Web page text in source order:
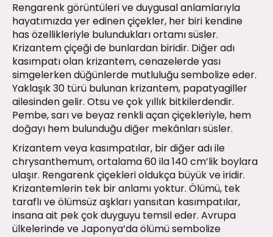
Rengarenk görüntüleri ve duygusal anlamlarıyla
hayatımızda yer edinen çiçekler, her biri kendine
has özellikleriyle bulundukları ortamı süsler.
Krizantem çiçeği de bunlardan biridir. Diğer adı
kasımpatı olan krizantem, cenazelerde yası
simgelerken düğünlerde mutluluğu sembolize eder.
Yaklaşık 30 türü bulunan krizantem, papatyagiller
ailesinden gelir. Otsu ve çok yıllık bitkilerdendir.
Pembe, sarı ve beyaz renkli açan çiçekleriyle, hem
doğayı hem bulunduğu diğer mekânları süsler.
Krizantem veya kasımpatılar, bir diğer adı ile
chrysanthemum, ortalama 60 ila 140 cm’lik boylara
ulaşır. Rengarenk çiçekleri oldukça büyük ve iridir.
Krizantemlerin tek bir anlamı yoktur. Ölümü, tek
taraflı ve ölümsüz aşkları yansıtan kasımpatılar,
insana ait pek çok duyguyu temsil eder. Avrupa
ülkelerinde ve Japonya’da ölümü sembolize